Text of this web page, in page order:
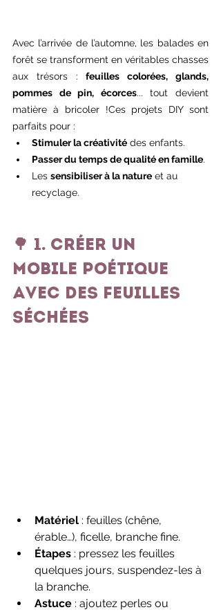
Avec l’arrivée de l’automne, les balades en
forêt se transforment en véritables chasses
aux trésors : feuilles colorées, glands,
pommes de pin, écorces... tout devient
matière à bricoler !Ces projets DIY sont
parfaits pour :
Stimuler la créativité des enfants.
Passer du temps de qualité en famille.
Les sensibiliser à la nature et au
recyclage.
🌳 1. Créer un
mobile poétique
avec des feuilles
séchées
Matériel : feuilles (chêne,
érable…), ficelle, branche fine.
Étapes : pressez les feuilles
quelques jours, suspendez-les à
la branche.
Astuce : ajoutez perles ou